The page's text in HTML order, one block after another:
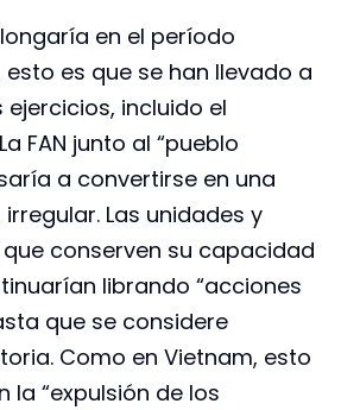
en el período
esto es que se han llevado a
incluido el
FAN junto al “pueblo
a convertirse en una
Las unidades y
conserven su capacidad
librando “acciones
que se considere
Como en Vietnam, esto
la “expulsión de los